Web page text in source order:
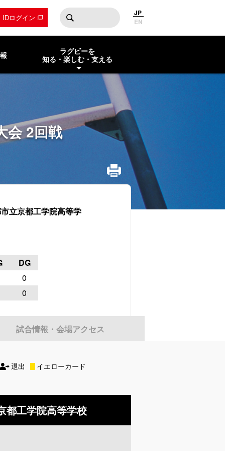
IDログイン
JP
EN
ラグビーを
知る・楽しむ・支える
会 2回戦
立京都工学院高等学
DG
0
0
試合情報・会場アクセス
退出 イエローカード
都工学院高等学校